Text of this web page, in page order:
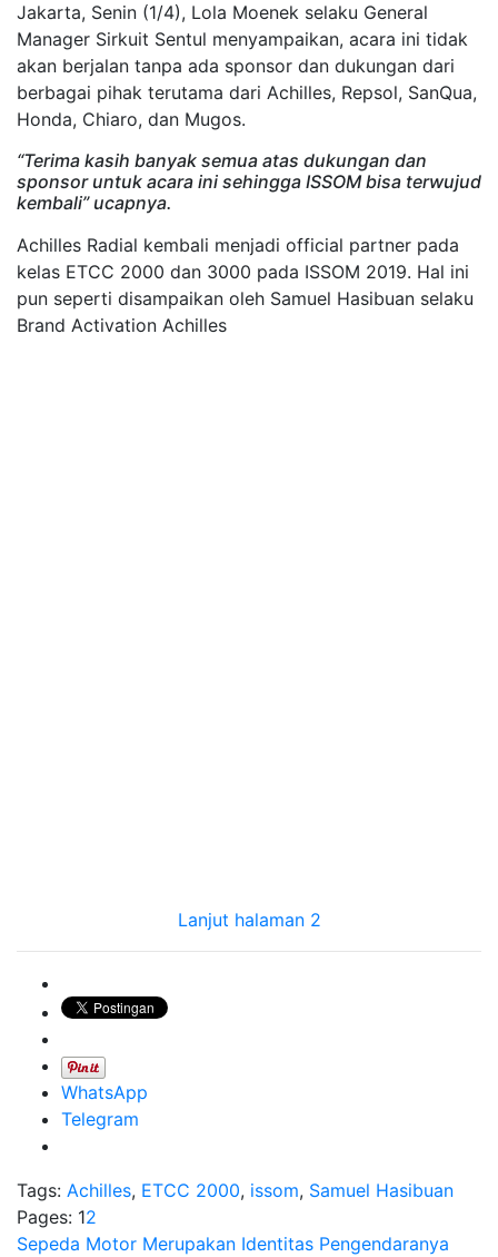
Jakarta, Senin (1/4), Lola Moenek selaku General
Manager Sirkuit Sentul menyampaikan, acara ini tidak
akan berjalan tanpa ada sponsor dan dukungan dari
berbagai pihak terutama dari Achilles, Repsol, SanQua,
Honda, Chiaro, dan Mugos.
“Terima kasih banyak semua atas dukungan dan
sponsor untuk acara ini sehingga ISSOM bisa terwujud
kembali” ucapnya.
Achilles Radial kembali menjadi official partner pada
kelas ETCC 2000 dan 3000 pada ISSOM 2019. Hal ini
pun seperti disampaikan oleh Samuel Hasibuan selaku
Brand Activation Achilles
Lanjut halaman 2
WhatsApp
Telegram
Tags: Achilles, ETCC 2000, issom, Samuel Hasibuan
Pages: 12
Sepeda Motor Merupakan Identitas Pengendaranya